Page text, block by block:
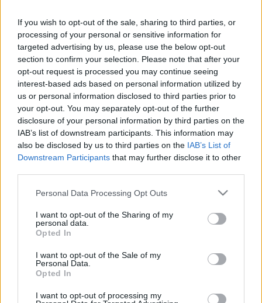
If you wish to opt-out of the sale, sharing to third parties, or
processing of your personal or sensitive information for
targeted advertising by us, please use the below opt-out
section to confirm your selection. Please note that after your
opt-out request is processed you may continue seeing
interest-based ads based on personal information utilized by
us or personal information disclosed to third parties prior to
your opt-out. You may separately opt-out of the further
disclosure of your personal information by third parties on the
IAB’s list of downstream participants. This information may
also be disclosed by us to third parties on the IAB’s List of
Downstream Participants that may further disclose it to other
Please note that this website/app uses one or more Google
not limited to your visit or usage behaviour. You may click to
grant or deny consent to Google and its third-party tags to
use your data for below specified purposes in below Google
consent section.
Personal Data Processing Opt Outs
I want to opt-out of the Sharing of my
personal data.
Opted In
I want to opt-out of the Sale of my
Personal Data.
Opted In
I want to opt-out of processing my
nek, elég csak A konyha ördögére gondolni, ami
hiába volt gasztroműsor, nem tetszett meg igazán az
embereknek.
A Milliomos szakács, ha ügyesen szerkesztett
vetélkedő lesz és nem versenyre épülő reality, mint A
konyhafőnök, akkor akár jó is lehet, de nem értem,
hogy miért kell ennyire direkt módon másolni, ha
pedig nem erről van szó, akkor legalább ügyesebben
kellene tálalni, mert így úgy néz ki, hogy futnak az
RTL Klub után és nem saját maguk szeretnének
irányt szabni.